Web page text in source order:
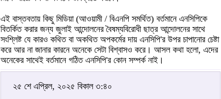
এই বাস্তবতায় কিছু মিডিয়া (আওয়ামী / বিএনপি সমর্থিত) বর্তমানে এনসিপিকে
বিতর্কিত করার জন্য জুলাই আন্দোলনের বৈষম্যবিরোধী ছাত্র আন্দোলনের সাথে
সংশ্লিষ্ট যে কারও কথিত বা অকথিত অপকর্মের দায় এনসিপি'র উপর চাপানোর চেষ্টা
করে আর না জানার কারনে অনেকে সেটা বিশ্বাসও করে। আসল কথা হলো, এদের
অনেকের সাথেই বর্তমানে গঠিত এনসিপি'র কোন সম্পর্ক নাই।
২৫ শে এপ্রিল, ২০২৫ বিকাল ৩:৪০